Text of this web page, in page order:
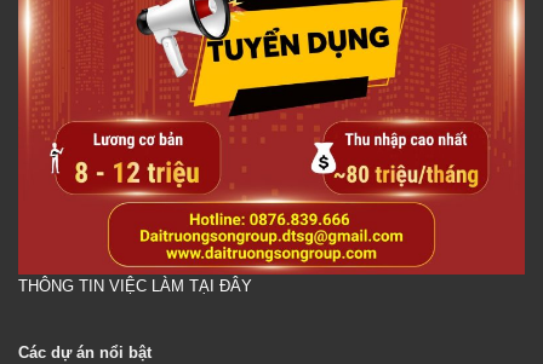
THÔNG TIN VIỆC LÀM TẠI ĐÂY
Các dự án nổi bật